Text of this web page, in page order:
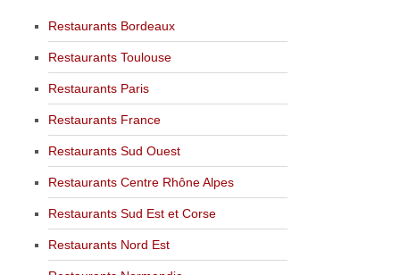
Restaurants Bordeaux
Restaurants Toulouse
Restaurants Paris
Restaurants France
Restaurants Sud Ouest
Restaurants Centre Rhône Alpes
Restaurants Sud Est et Corse
Restaurants Nord Est